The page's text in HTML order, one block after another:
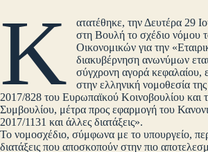
Κ
ατατέθηκε, την Δευτέρα 29
στη Βουλή το σχέδιο νόμου
Οικονομικών για την
διακυβέρνηση ανωνύμων
σύγχρονη αγορά
στην ελληνική νομοθεσία
2017/828 του Ευρωπαϊκού Κοινοβουλίου και
Συμβουλίου, μέτρα προς εφαρμογή του
2017/1131 και άλλες διατάξεις».
Το νομοσχέδιο, σύμφωνα με το υπουργείο,
διατάξεις που αποσκοπούν στην πιο